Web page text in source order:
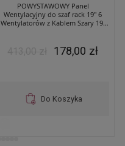
POWYSTAWOWY Panel
Wentylacyjny do szaf rack 19" 6
Wentylatorów z Kablem Szary 19-
413,00 zł 178,00 zł
Do Koszyka